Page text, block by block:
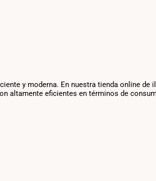
y moderna. En nuestra tienda online de
altamente eficientes en términos de